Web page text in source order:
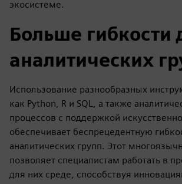
экосистеме.
Больше гибкости
аналитических
Использование разнообразных
как Python, R и SQL, а также
процессов с поддержкой
обеспечивает беспрецедентную
аналитических групп. Этот
позволяет специалистам работать в
для них среде, способствуя